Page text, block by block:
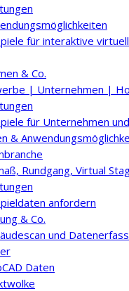
für interaktive
& Co.
| Unternehmen |
für Unternehmen
&
Rundgang, Virtual
anfordern
& Co.
und
Daten